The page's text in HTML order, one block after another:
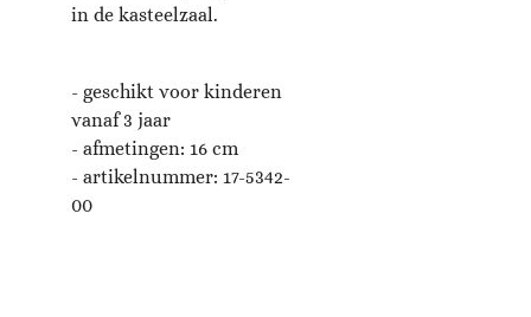
in de kasteelzaal.
- geschikt voor kinderen
vanaf 3 jaar
- afmetingen: 16 cm
- artikelnummer: 17-5342-
00